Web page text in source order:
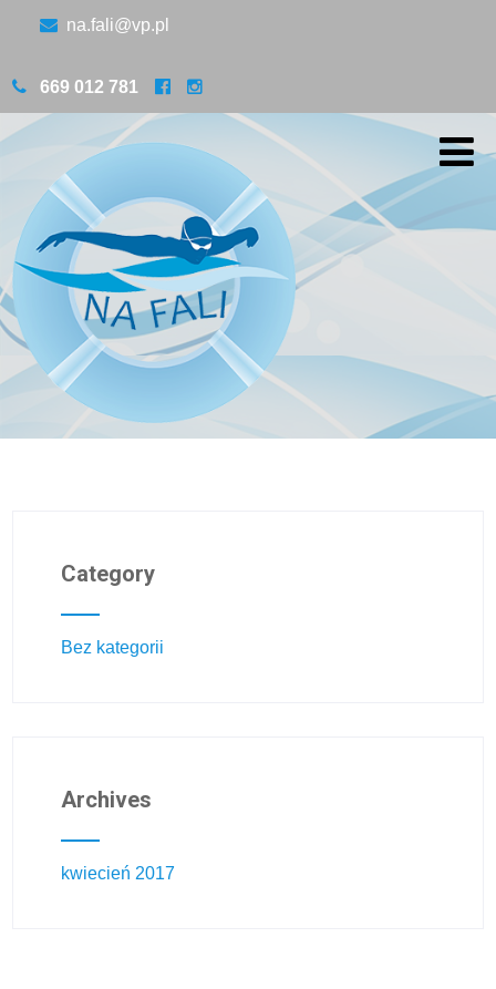
na.fali@vp.pl
669 012 781
Category
Bez kategorii
Archives
kwiecień 2017